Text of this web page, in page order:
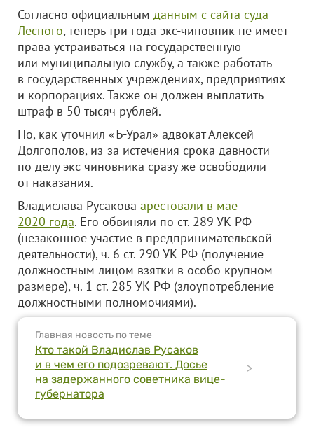
Согласно официальным данным с сайта суда
Лесного, теперь три года экс-чиновник не имеет
права устраиваться на государственную
или муниципальную службу, а также работать
в государственных учреждениях, предприятиях
и корпорациях. Также он должен выплатить
штраф в 50 тысяч рублей.
Но, как уточнил «Ъ-Урал» адвокат Алексей
Долгополов, из-за истечения срока давности
по делу экс-чиновника сразу же освободили
от наказания.
Владислава Русакова арестовали в мае
2020 года. Его обвиняли по ст. 289 УК РФ
(незаконное участие в предпринимательской
деятельности), ч. 6 ст. 290 УК РФ (получение
должностным лицом взятки в особо крупном
размере), ч. 1 ст. 285 УК РФ (злоупотребление
должностными полномочиями).
Главная новость по теме
Кто такой Владислав Русаков
и в чем его подозревают. Досье
на задержанного советника вице-
губернатора
>